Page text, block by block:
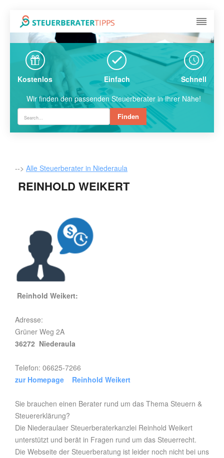
Kostenlos Einfach
Schnell
Wir finden den passenden Steuerberater in Ihrer Nähe!
Finden
--> Alle Steuerberater in Niederaula
REINHOLD WEIKERT
Reinhold Weikert:
Adresse:
Grüner Weg 2A
36272 Niederaula
Telefon: 06625-7266
zur Homepage Reinhold Weikert
Sie brauchen einen Berater rund um das Thema Steuern &
Steuererklärung?
Die Niederaulaer Steuerberaterkanzlei Reinhold Weikert
unterstützt und berät in Fragen rund um das Steuerrecht.
Die Webseite der Steuerberatung ist leider noch nicht bei uns